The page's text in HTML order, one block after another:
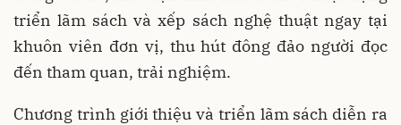
triển lãm sách và xếp sách nghệ thuật ngay tại
khuôn viên đơn vị, thu hút đông đảo người đọc
đến tham quan, trải nghiệm.
Chương trình giới thiệu và triển lãm sách diễn ra